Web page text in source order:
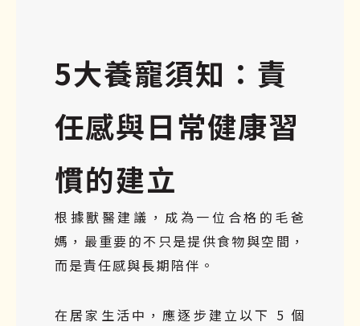
5大養寵須知：責
任感與日常健康習
慣的建立
根據獸醫建議，成為一位合格的毛爸
媽，最重要的不只是提供食物與空間，
而是責任感與長期陪伴。
在居家生活中，應逐步建立以下 5 個